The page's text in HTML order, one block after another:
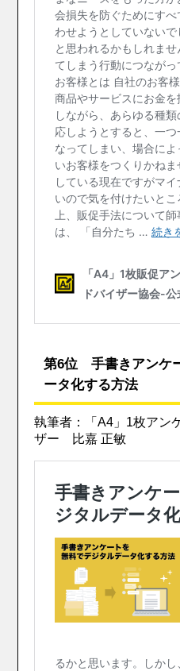
第6位 手書きアンケ
ータ化する方法
執筆者：「A4」1枚アン
ザー 比嘉 正敏